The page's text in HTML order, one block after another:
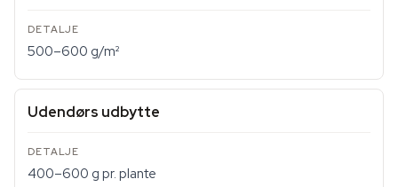
500–600 g/m²
Udendørs udbytte
400–600 g pr. plante